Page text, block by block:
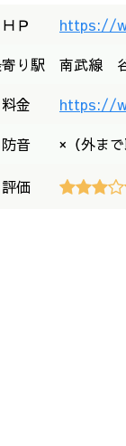
ＨＰ https://
り駅
南武線
料金
https://
防音
×（外まで
評価